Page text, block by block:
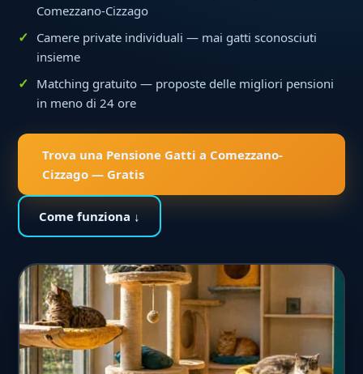
Comezzano-Cizzago
Camere private individuali — mai gatti sconosciuti
insieme
Matching gratuito — proposte delle migliori pensioni
in meno di 24 ore
Trova una Pensione Gatti a Comezzano-
Cizzago — Gratis
Come funziona ↓